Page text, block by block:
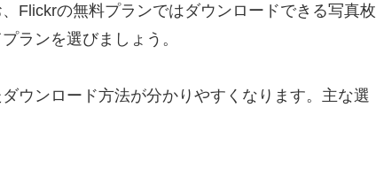
Flickrの無料プランではダウンロードできる写真枚
ランを選びましょう。
ウンロード方法が分かりやすくなります。主な選